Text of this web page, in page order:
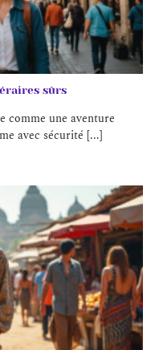
sûrs
comme une aventure
avec sécurité [...]